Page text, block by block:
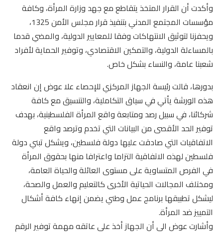
وأكدت أن القرار المتخذ يتقاطع مع جهد وزارة المرأة، وكافة
مؤسسات المجتمع المدني بتنفيذ قرار مجلس الأمن 1325،
ويحفزنا لتوثيق الانتهاكات وفقا للمعايير الدولية، والمضي قدما
بالمساءلة الدولية، والتمكين الاقتصادي، وتوفير الحماية لأفراد
شعبنا عامة، والنساء بشكل خاص.
بدورها، قالت رئيسة الجهاز المركزي للإحصاء علا عوض إن انعقاد
هذه الورشة يأتي في سياق التكاملية، والتنسيق مع كافة
شركائنا، في سبيل رصد ومتابعة واقع المرأة الفلسطينية، بهدف
توفير الحد الأقصى من البيانات التي تخدم وترصد واقع
الاتفاقيات التي صادقت عليها دولة فلسطين، ويشكل تبني دولة
فلسطين لهذه الاتفاقية التزاما واعترافا منها بحقوق المرأة
في الفرص المتساوية على مستوى العائلة والحياة العامة،
ومختلف المجالات الحياتية الأخرى كالتعليم والعمل والصحة،
ليشكل تطبيقها برنامج عمل وطني يضمن إنهاء كافة أشكال
التمييز ضد المرأة.
وأشارت عوض الى أن الجهاز أخذ على عاتقه مهمة توفير الرقم